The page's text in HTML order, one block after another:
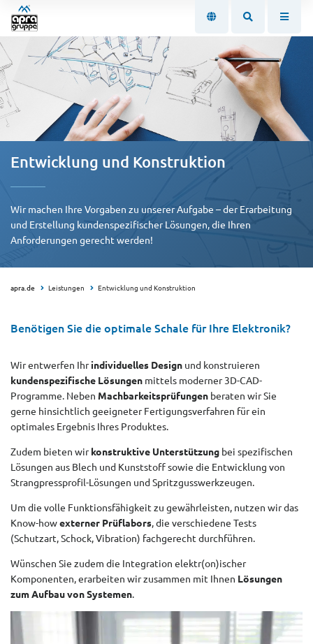
Entwicklung und Konstruktion
Wir machen Ihre Vorgaben zu unserer Aufgabe – der Erarbeitung
und Erstellung kundenspezifischer Lösungen, die Ihren
Anforderungen gerecht werden!
apra.de Leistungen Entwicklung und Konstruktion
Benötigen Sie die optimale Schale für Ihre Elektronik?
Wir entwerfen Ihrindividuelles Design und konstruieren
kundenspezifische Lösungen mittels moderner 3D-CAD-
Programme. Neben Machbarkeitsprüfungen beraten wir Sie
gerne hinsichtlich geeigneter Fertigungsverfahren für ein
optimales Ergebnis Ihres Produktes.
Zudem bieten wirkonstruktive Unterstützung bei spezifischen
Lösungen aus Blech und Kunststoff sowie die Entwicklung von
Strangpressprofil-Lösungen und Spritzgusswerkzeugen.
Um die volle Funktionsfähigkeit zu gewährleisten, nutzen wir das
Know-howexterner Prüflabors, die verschiedene Tests
(Schutzart, Schock, Vibration) fachgerecht durchführen.
Wünschen Sie zudem die Integration elektr(on)ischer
Komponenten, erarbeiten wir zusammen mit Ihnen Lösungen
zum Aufbau von Systemen.